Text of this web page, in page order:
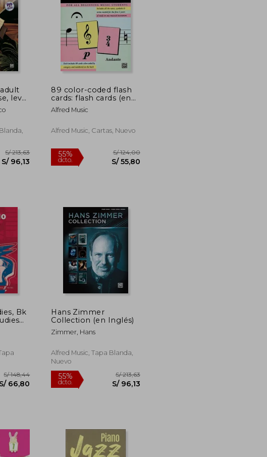
S/ 119,66 55%
level
(en
S/ 213,63
S/ 96,13
89 color-coded flash
cards: flash cards (en
Inglés)
Alfred Music
Alfred Music, Cartas, Nuevo
55%
Bk
(en
Hans Zimmer
Collection (en Inglés)
Zimmer, Hans
Alfred Music, Tapa Blanda,
Nuevo